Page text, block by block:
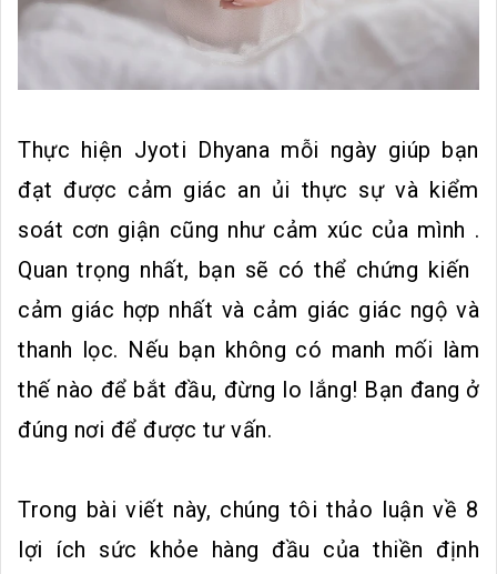
Thực hiện Jyoti Dhyana mỗi ngày giúp bạn
đạt được cảm giác an ủi thực sự và kiểm
soát cơn giận cũng như cảm xúc của mình .
Quan trọng nhất, bạn sẽ có thể chứng kiến ​​
cảm giác hợp nhất và cảm giác giác ngộ và
thanh lọc. Nếu bạn không có manh mối làm
thế nào để bắt đầu, đừng lo lắng! Bạn đang ở
đúng nơi để được tư vấn.
Trong bài viết này, chúng tôi thảo luận về 8
lợi ích sức khỏe hàng đầu của thiền định